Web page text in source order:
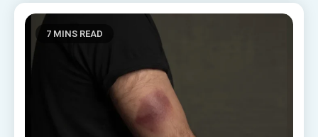
7 MINS READ